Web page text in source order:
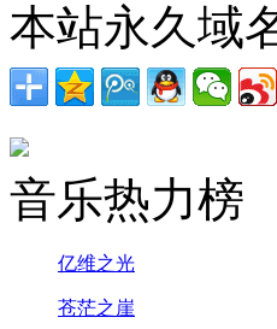
本站永久域
音乐热力榜
亿维之光
苍茫之崖